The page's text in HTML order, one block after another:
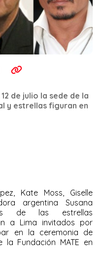
de julio la sede de la
y estrellas figuran en
Kate Moss, Giselle
argentina Susana
de las estrellas
a Lima invitados por
en la ceremonia de
Fundación MATE en